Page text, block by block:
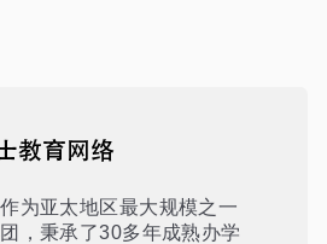
为亚太地区最大规模之一
，秉承了30多年成熟办学